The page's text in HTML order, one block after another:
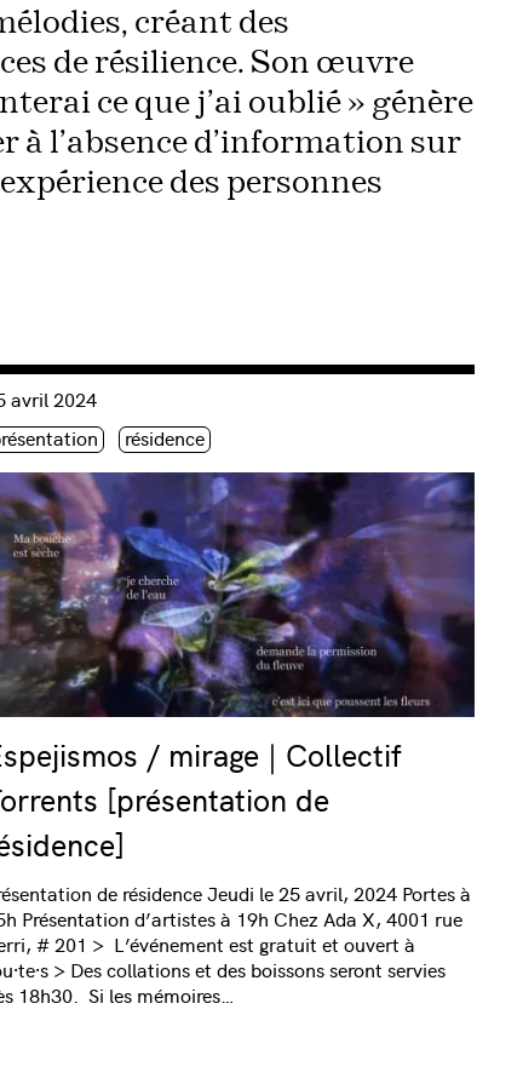
créant des
de résilience. Son œuvre
ce que j’ai oublié » génère
à l’absence d’information sur
des personnes
/ mirage | Collectif
[présentation de
« Espejismos / mirage | Collectif Torrents
avril 2024
résidence
de résidence Jeudi le 25 avril, 2024 Portes à
Présentation d’artistes à 19h Chez Ada X, 4001 rue
# 201 > L’événement est gratuit et ouvert à
> Des collations et des boissons seront servies
18h30. Si les mémoires…